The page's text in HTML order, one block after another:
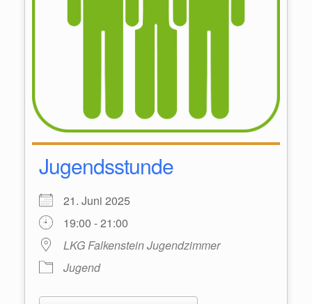
Jugendsstunde
21. Juni 2025
19:00 - 21:00
LKG Falkenstein Jugendzimmer
Jugend